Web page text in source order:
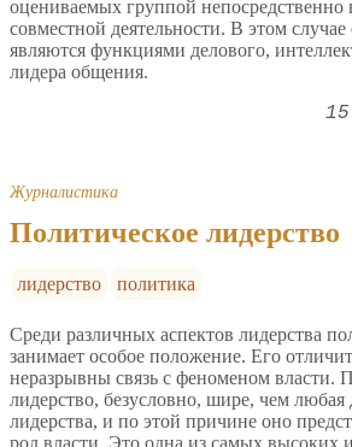
оцениваемых группой непосредственно
совместной деятельности. В этом
являются функциями делового,
лидера общения.
Журналистика
Политическое лидерство
лидерство политика
Среди различных аспектов лидерства
занимает особое положение. Его
неразрывны связь с феноменом власти.
лидерство, безусловно, шире, чем любая
лидерства, и по этой причине оно
род власти. Это одна из самых высоких